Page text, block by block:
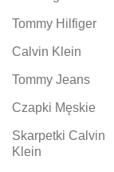
Tommy Hilfiger
Calvin Klein
Tommy Jeans
Czapki Męskie
Skarpetki Calvin
Klein